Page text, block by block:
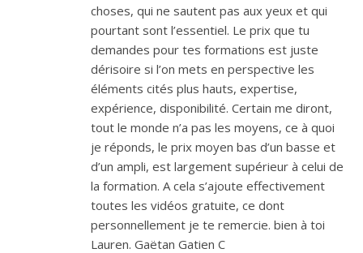
choses, qui ne sautent pas aux yeux et qui
pourtant sont l’essentiel. Le prix que tu
demandes pour tes formations est juste
dérisoire si l’on mets en perspective les
éléments cités plus hauts, expertise,
expérience, disponibilité. Certain me diront,
tout le monde n’a pas les moyens, ce à quoi
je réponds, le prix moyen bas d’un basse et
d’un ampli, est largement supérieur à celui de
la formation. A cela s’ajoute effectivement
toutes les vidéos gratuite, ce dont
personnellement je te remercie. bien à toi
Lauren. Gaëtan Gatien C